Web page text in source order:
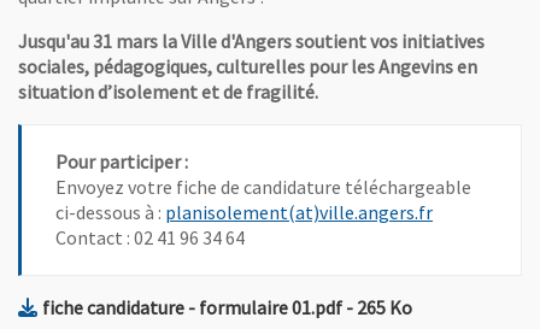
Jusqu'au 31 mars la Ville d'Angers soutient vos initiatives
sociales, pédagogiques, culturelles pour les Angevins en
situation d’isolement et de fragilité.
Pour participer :
Envoyez votre fiche de candidature téléchargeable
ci-dessous à : planisolement(at)ville.angers.fr, Ouvre une
Contact : 02 41 96 34 64
fiche candidature - formulaire 01.pdf, Fichier au format Pdf
- 265 Ko, Ouvre une